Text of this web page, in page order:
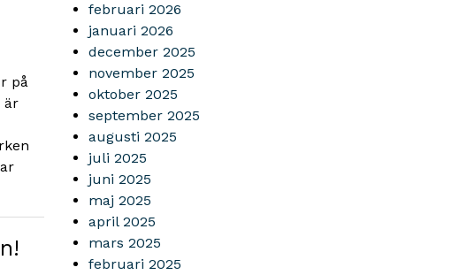
på
är
februari 2026
januari 2026
december 2025
november 2025
oktober 2025
september 2025
augusti 2025
juli 2025
juni 2025
maj 2025
april 2025
mars 2025
februari 2025